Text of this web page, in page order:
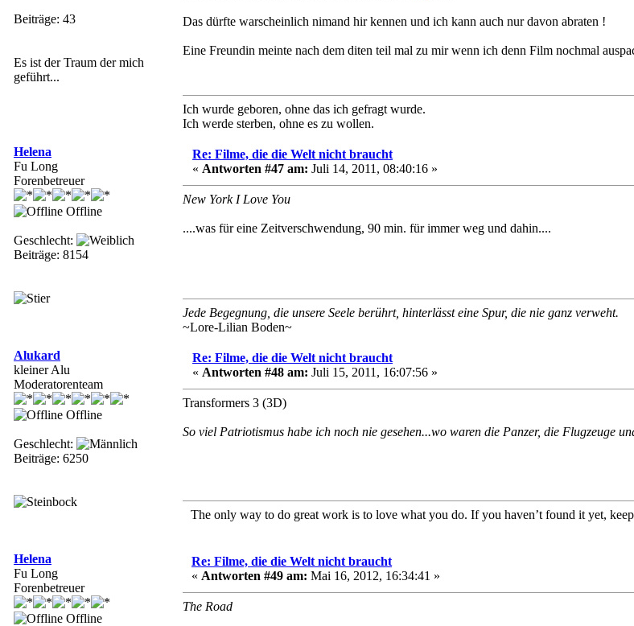
Beiträge: 43
Es ist der Traum der mich
geführt...
Das dürfte warscheinlich nimand hir kennen und ich kann auch nur davon abraten !
Eine Freundin meinte nach dem diten teil mal zu mir wenn ich denn Film nochmal
Ich wurde geboren, ohne das ich gefragt wurde.
Ich werde sterben, ohne es zu wollen.
Helena
Fu Long
Forenbetreuer
Offline
Geschlecht:
Beiträge: 8154
Re: Filme, die die Welt nicht braucht
« Antworten #47 am: Juli 14, 2011, 08:40:16 »
New York I Love You
....was für eine Zeitverschwendung, 90 min. für immer weg und dahin....
Jede Begegnung, die unsere Seele berührt, hinterlässt eine Spur, die nie ganz verweht.
~Lore-Lilian Boden~
Alukard
kleiner Alu
Moderatorenteam
Offline
Geschlecht:
Beiträge: 6250
Re: Filme, die die Welt nicht braucht
« Antworten #48 am: Juli 15, 2011, 16:07:56 »
Transformers 3 (3D)
So viel Patriotismus habe ich noch nie gesehen...wo waren die Panzer, die Flugzeuge
The only way to do great work is to love what you do. If you haven’t found it yet,
Helena
Fu Long
Forenbetreuer
Offline
Re: Filme, die die Welt nicht braucht
« Antworten #49 am: Mai 16, 2012, 16:34:41 »
The Road